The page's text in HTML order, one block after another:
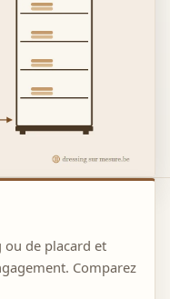
ou de placard et
Comparez